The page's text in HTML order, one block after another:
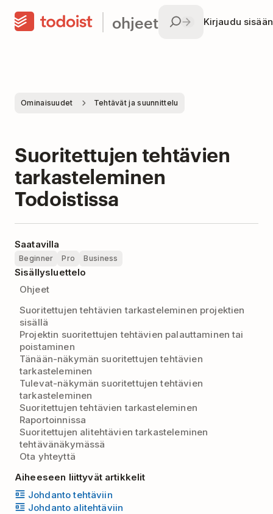
ohjeet Kirjaudu sisään
Ominaisuudet Tehtävät ja suunnittelu
Suoritettujen tehtävien
tarkasteleminen
Todoistissa
Saatavilla
Beginner Pro Business
Sisällysluettelo
Ohjeet
Suoritettujen tehtävien tarkasteleminen projektien
sisällä
Projektin suoritettujen tehtävien palauttaminen tai
poistaminen
Tänään-näkymän suoritettujen tehtävien
tarkasteleminen
Tulevat-näkymän suoritettujen tehtävien
tarkasteleminen
Suoritettujen tehtävien tarkasteleminen
Raportoinnissa
Suoritettujen alitehtävien tarkasteleminen
tehtävänäkymässä
Ota yhteyttä
Aiheeseen liittyvät artikkelit
Johdanto tehtäviin
Johdanto alitehtäviin